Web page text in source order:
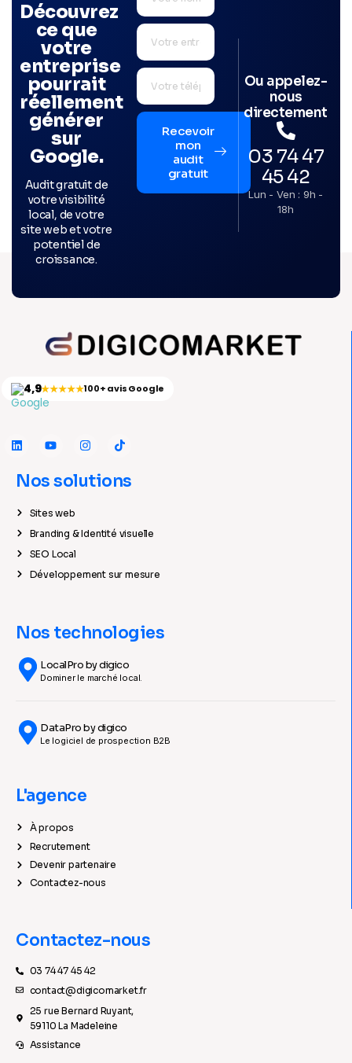
Découvrez
ce que
votre
entreprise
pourrait
réellement
générer
sur
Google.
Audit gratuit de
votre visibilité
local, de votre
site web et votre
potentiel de
croissance.
Recevoir
mon
audit
gratuit
Ou appelez-
nous
directement
03 74 47
45 42
Lun - Ven : 9h -
18h
4,9★★★★★100+ avis Google
Nos solutions
Sites web
Branding & Identité visuelle
SEO Local
Développement sur mesure
Nos technologies
LocalPro by digico
Dominer le marché local.
DataPro by digico
Le logiciel de prospection B2B
L'agence
À propos
Recrutement
Devenir partenaire
Contactez-nous
Contactez-nous
03 74 47 45 42
contact@digicomarket.fr
25 rue Bernard Ruyant,
59110 La Madeleine
Assistance